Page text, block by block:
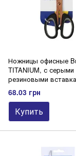
Степлеры,
Ножницы офисные
TITANIUM, с серыми
резиновыми
мм, черные
68.03 грн
Купить